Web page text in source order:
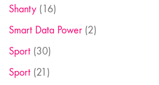
Shanty (16)
Smart Data Power(2)
Sport (30)
Sport (21)